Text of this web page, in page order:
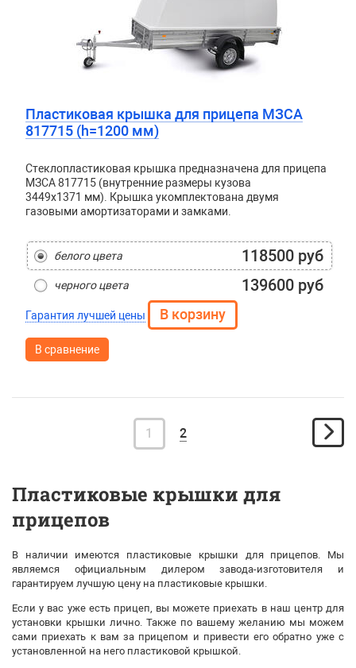
Пластиковая крышка для прицепа МЗСА
817715 (h=1200 мм)
Стеклопластиковая крышка предназначена для прицепа
МЗСА 817715 (внутренние размеры кузова
3449x1371 мм). Крышка укомплектована двумя
газовыми амортизаторами и замками.
белого цвета 118500 руб
черного цвета 139600 руб
Гарантия лучшей цены
В сравнение
1 2
Пластиковые крышки для
прицепов
В наличии имеются пластиковые крышки для прицепов. Мы
являемся официальным дилером завода-изготовителя и
гарантируем лучшую цену на пластиковые крышки.
Если у вас уже есть прицеп, вы можете приехать в наш центрдля
установки крышки лично. Также по вашему желанию мы можем
сами приехать к вам за прицепом и привести его обратно уже с
установленной на него пластиковой крышкой.